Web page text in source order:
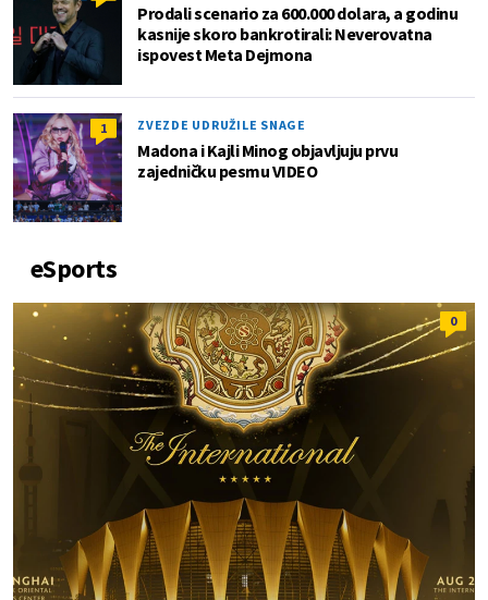
Prodali scenario za 600.000 dolara, a godinu
kasnije skoro bankrotirali: Neverovatna
ispovest Meta Dejmona
1 ZVEZDE UDRUŽILE SNAGE
Madona i Kajli Minog objavljuju prvu
zajedničku pesmu VIDEO
eSports
0